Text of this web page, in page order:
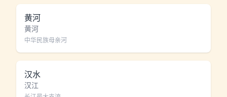
黄河
黄河
中华民族母亲河
汉水
汉江